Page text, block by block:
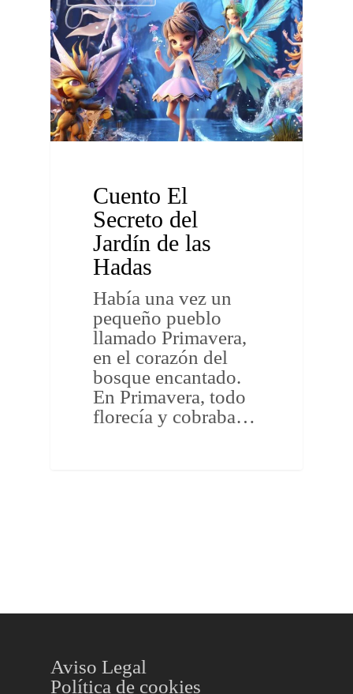
Cuento El
Secreto del
Jardín de las
Hadas
Había una vez un
pequeño pueblo
llamado Primavera,
en el corazón del
bosque encantado.
En Primavera, todo
florecía y cobraba…
Aviso Legal
Política de cookies